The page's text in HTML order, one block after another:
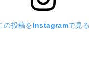
の投稿をInstagramで見る